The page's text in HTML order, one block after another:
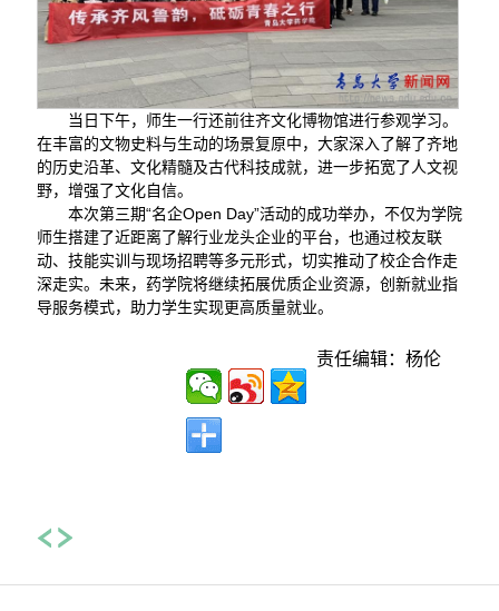
当日下午，师生一行还前往齐文化博物馆进行参观学习。
在丰富的文物史料与生动的场景复原中，大家深入了解了齐地
的历史沿革、文化精髓及古代科技成就，进一步拓宽了人文视
野，增强了文化自信。
本次第三期“名企Open Day”活动的成功举办，不仅为学院
师生搭建了近距离了解行业龙头企业的平台，也通过校友联
动、技能实训与现场招聘等多元形式，切实推动了校企合作走
深走实。未来，药学院将继续拓展优质企业资源，创新就业指
导服务模式，助力学生实现更高质量就业。
责任编辑：杨伦